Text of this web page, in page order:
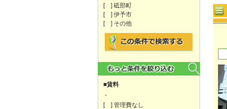
[ ] 砥部町
[ ] 伊予市
[ ] その他
■賃料
-
[ ] 管理費なし